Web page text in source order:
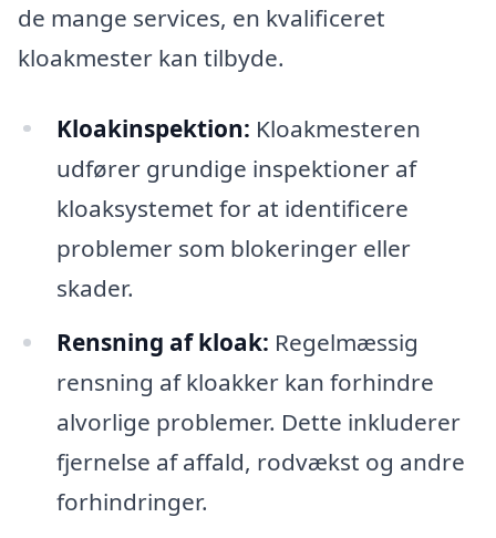
de mange services, en kvalificeret
kloakmester kan tilbyde.
Kloakinspektion: Kloakmesteren
udfører grundige inspektioner af
kloaksystemet for at identificere
problemer som blokeringer eller
skader.
Rensning af kloak: Regelmæssig
rensning af kloakker kan forhindre
alvorlige problemer. Dette inkluderer
fjernelse af affald, rodvækst og andre
forhindringer.